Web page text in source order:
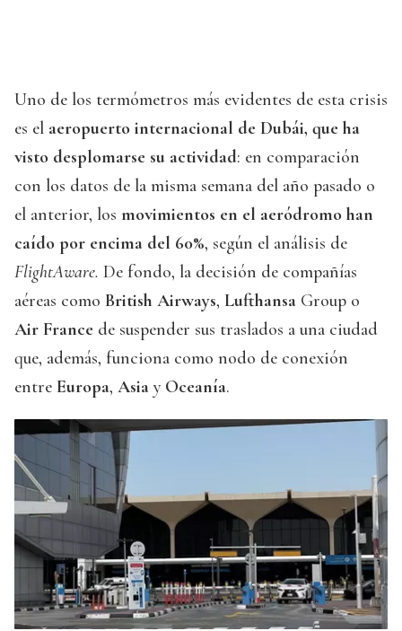
Uno de los termómetros más evidentes de esta crisis
es el aeropuerto internacional de Dubái, que ha
visto desplomarse su actividad: en comparación
con los datos de la misma semana del año pasado o
el anterior, los movimientos en el aeródromo han
caído por encima del 60%, según el análisis de
FlightAware. De fondo, la decisión de compañías
aéreas como British Airways, Lufthansa Group o
Air France de suspender sus traslados a una ciudad
que, además, funciona como nodo de conexión
entre Europa, Asia y Oceanía.